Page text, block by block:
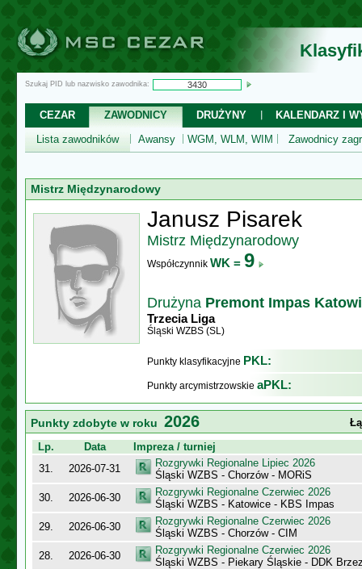
Szukaj PID lub nazwisko zawodnika:
CEZAR ZAWODNICY DRUŻYNY
KALENDARZ I
Lista zawodników
Awansy WGM, WLM, WIM Zawodnicy
Mistrz Międzynarodowy
Janusz Pisarek
Mistrz Międzynarodowy
Współczynnik WK = 9
Drużyna Premont Impas
Trzecia Liga
Śląski WZBS (SL)
Punkty klasyfikacyjne PKL:
Punkty arcymistrzowskie aPKL:
Punkty zdobyte w roku 2026
Lp.
Data
Impreza / turniej
31.
2026-07-31
Rozgrywki Regionalne Lipiec 2026
Śląski WZBS - Chorzów - MORiS
30.
2026-06-30
Rozgrywki Regionalne Czerwiec 2026
Śląski WZBS - Katowice - KBS Impas
29.
2026-06-30
Rozgrywki Regionalne Czerwiec 2026
Śląski WZBS - Chorzów - CIM
28.
2026-06-30
Rozgrywki Regionalne Czerwiec 2026
Śląski WZBS - Piekary Śląskie - DDK